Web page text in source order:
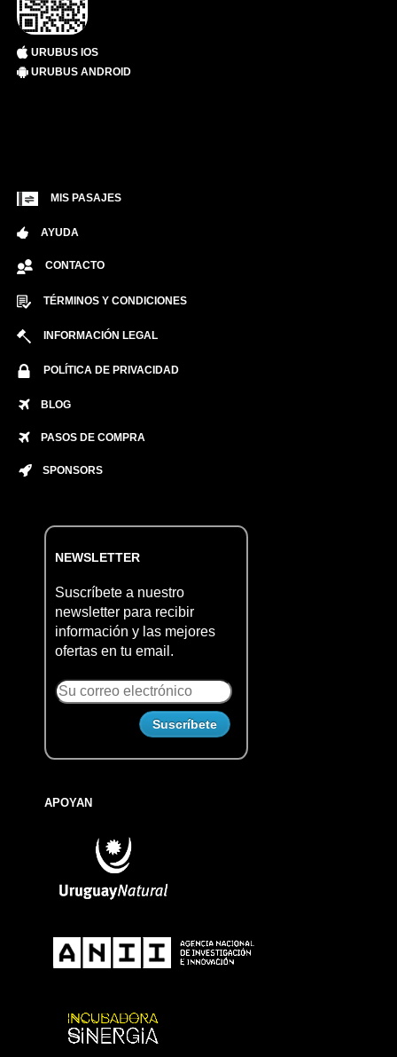
URUBUS IOS
URUBUS ANDROID
MIS PASAJES
AYUDA
CONTACTO
TÉRMINOS Y CONDICIONES
INFORMACIÓN LEGAL
POLÍTICA DE PRIVACIDAD
BLOG
PASOS DE COMPRA
SPONSORS
NEWSLETTER
Suscríbete a nuestro
newsletter para recibir
información y las mejores
ofertas en tu email.
APOYAN